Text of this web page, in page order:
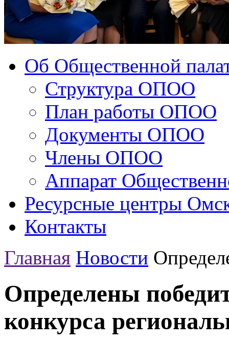
Об Общественной
Структура ОПОО
План работы ОПОО
Документы ОПОО
Члены ОПОО
Аппарат
Ресурсные центры
Контакты
Главная Новости
Определены
конкурса